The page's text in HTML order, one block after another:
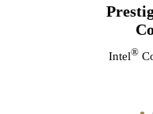
Intel®